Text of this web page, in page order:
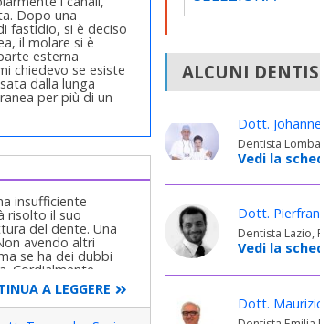
Dopo una
fastidio, si è deciso
il molare si è
esterna
chiedevo se esiste
dalla lunga
per più di un
insufficiente
risolto il suo
del dente. Una
avendo altri
se ha dei dubbi
Cordialmente
A LEGGERE
ALCUNI
Dott.
Dentista
Vedi la
Dott.
Dentista Lazio,
Vedi la
Dott.